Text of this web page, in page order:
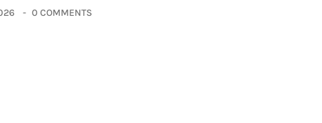
0 COMMENTS